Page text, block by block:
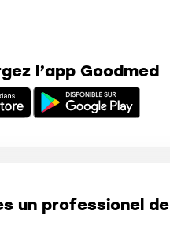
l’app Goodmed
un professionel de